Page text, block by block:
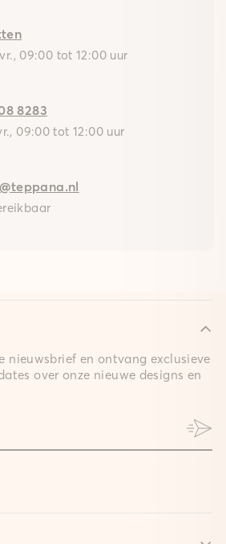
09:00 tot 12:00 uur
8283
09:00 tot 12:00 uur
nieuwsbrief en ontvang exclusieve
over onze nieuwe designs en